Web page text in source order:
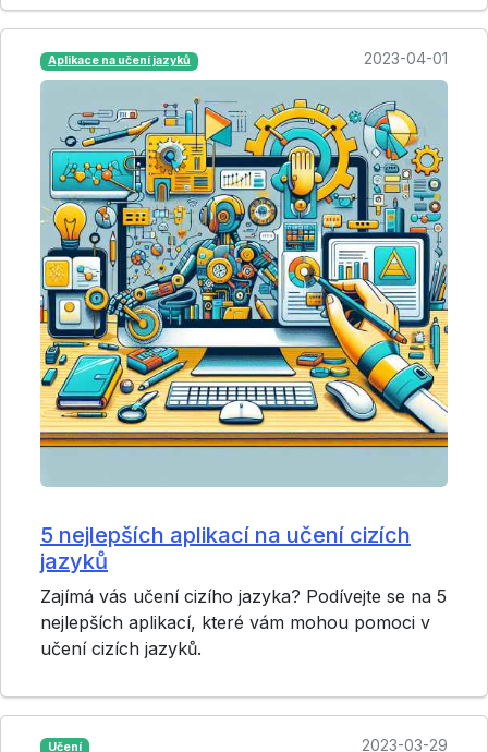
Aplikace na učení jazyků 2023-04-01
5 nejlepších aplikací na učení cizích
jazyků
Zajímá vás učení cizího jazyka? Podívejte se na 5
nejlepších aplikací, které vám mohou pomoci v
učení cizích jazyků.
Učení 2023-03-29